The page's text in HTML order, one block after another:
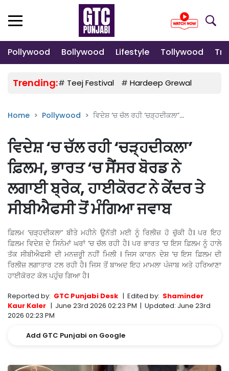
Pollywood Bollywood Lifestyle Tollywood
Trending:# Teej Festival # Hardeep Grewal
Home Pollywood ਵਿਦੇਸ਼ ‘ਚ ਚੱਲ ਰਹੀ ‘ਚੜ੍ਹਦੀਕਲਾ’...
ਵਿਦੇਸ਼ ‘ਚ ਚੱਲ ਰਹੀ ‘ਚੜ੍ਹਦੀਕਲਾ’
ਫ਼ਿਲਮ, ਭਾਰਤ ‘ਚ ਸੈਂਸਰ ਬੋਰਡ ਨੇ
ਲਗਾਈ ਬ੍ਰੇਕ, ਹਾਈਕੋਰਟ ਨੇ ਕੇਂਦਰ ਤੇ
ਸੀਬੀਐਫਸੀ ਤੋਂ ਮੰਗਿਆ ਜਵਾਬ
ਫ਼ਿਲਮ ‘ਚੜ੍ਹਦੀਕਲਾ’ ਬੀਤੇ ਮਹੀਨੇ ਉਨੱਤੀ ਮਈ ਨੂੰ ਰਿਲੀਜ਼ ਹੋ ਚੁੱਕੀ ਹੈ। ਪਰ ਇਹ
ਫ਼ਿਲਮ ਵਿਦੇਸ਼ ਦੇ ਸਿਨੇਮਾਂ ਘਰਾਂ ‘ਚ ਚੱਲ ਰਹੀ ਹੈ। ਪਰ ਭਾਰਤ ‘ਚ ਇਸ ਫ਼ਿਲਮ ਨੂੰ ਹਾਲੇ
ਤੱਕ ਸੀਬੀਐਫਸੀ ਦੀ ਮਨਜ਼ਰੂੀ ਨਹੀਂ ਮਿਲੀ । ਜਿਸ ਕਾਰਨ ਦੇਸ਼ ‘ਚ ਇਸ ਫ਼ਿਲਮ ਦੀ
ਰਿਲੀਜ਼ ਲਗਾਤਾਰ ਟਲ ਰਹੀ ਹੈ। ਜਿਸ ਤੋਂ ਬਾਅਦ ਇਹ ਮਾਮਲਾ ਪੰਜਾਬ ਅਤੇ ਹਰਿਆਣਾ
ਹਾਈਕੋਰਟ ਕੋਲ ਪਹੁੰਚ ਗਿਆ ਹੈ।
Reported by: GTC Punjabi Desk | Edited by: Shaminder
Kaur Kaler | June 23rd 2026 02:23 PM | Updated: June 23rd
2026 02:23 PM
Add GTC Punjabi on Google